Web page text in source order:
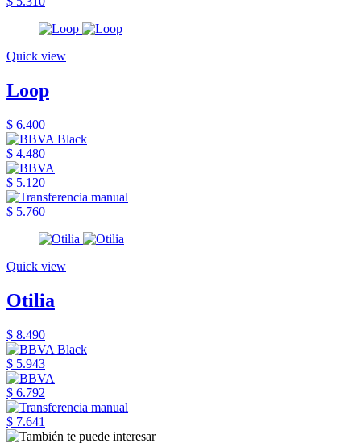
Quick view
Loop
$ 6.400
$ 4.480
$ 5.120
$ 5.760
Quick view
Otilia
$ 8.490
$ 5.943
$ 6.792
$ 7.641